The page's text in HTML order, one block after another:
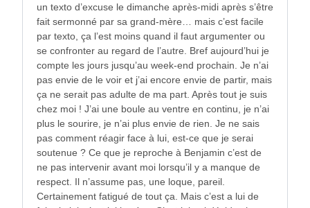
un texto d’excuse le dimanche après-midi après s’être
fait sermonné par sa grand-mère… mais c’est facile
par texto, ça l’est moins quand il faut argumenter ou
se confronter au regard de l’autre. Bref aujourd’hui je
compte les jours jusqu’au week-end prochain. Je n’ai
pas envie de le voir et j’ai encore envie de partir, mais
ça ne serait pas adulte de ma part. Après tout je suis
chez moi ! J’ai une boule au ventre en continu, je n’ai
plus le sourire, je n’ai plus envie de rien. Je ne sais
pas comment réagir face à lui, est-ce que je serai
soutenue ? Ce que je reproche à Benjamin c’est de
ne pas intervenir avant moi lorsqu’il y a manque de
respect. Il n’assume pas, une loque, pareil.
Certainement fatigué de tout ça. Mais c’est a lui de